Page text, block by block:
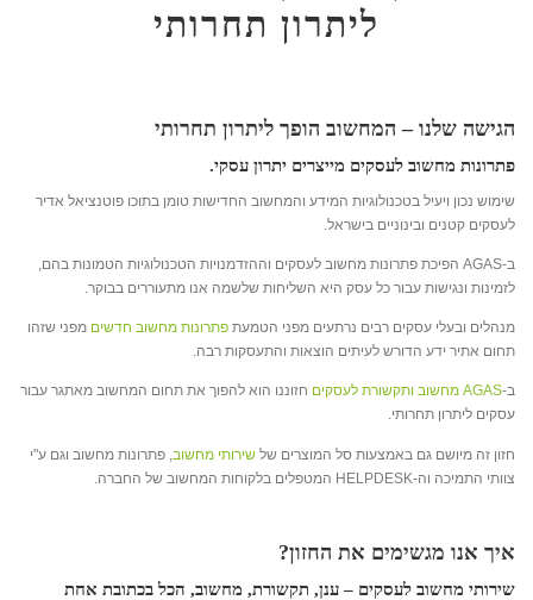
ליתרון תחרותי
הגישה שלנו – המחשוב הופך ליתרון תחרותי
פתרונות מחשוב לעסקים מייצרים יתרון עסקי.
שימוש נכון ויעיל בטכנולוגיות המידע והמחשוב החדישות טומן בתוכו פוטנציאל אדיר
לעסקים קטנים ובינוניים בישראל.
ב-AGAS הפיכת פתרונות מחשוב לעסקים וההזדמנויות הטכנולוגיות הטמונות בהם,
לזמינות ונגישות עבור כל עסק היא השליחות שלשמה אנו מתעוררים בבוקר.
מנהלים ובעלי עסקים רבים נרתעים מפני הטמעת פתרונות מחשוב חדשים מפני שזהו
תחום אתיר ידע הדורש לעיתים הוצאות והתעסקות רבה.
ב-AGAS מחשוב ותקשורת לעסקים
חזוננו הוא להפוך את תחום המחשוב מאתגר עבור
עסקים ליתרון תחרותי.
חזון זה מיושם גם באמצעות סל המוצרים של שירותי מחשוב , פתרונות מחשוב וגם ע"י
צוותי התמיכה וה-HELPDESK המטפלים בלקוחות המחשוב של החברה.
איך אנו מגשימים את החזון?
שירותי מחשוב לעסקים – ענן, תקשורת, מחשוב, הכל בכתובת אחת